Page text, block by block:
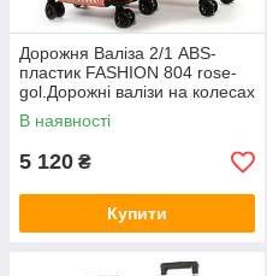
Дорожня Валіза 2/1 ABS-
пластик FASHION 804 rose-
gol.Дорожні валізи на колесах
гуртом і в роздріб в Україні
В наявності
5 120 ₴
Купити